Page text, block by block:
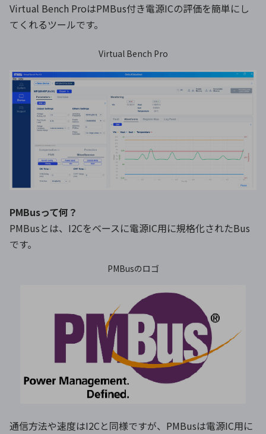
Virtual Bench ProはPMBus付き電源ICの評価を簡単にし
てくれるツールです。
Virtual Bench Pro
PMBusって何？
PMBusとは、I2Cをベースに電源IC用に規格化されたBus
です。
PMBusのロゴ
通信方法や速度はI2Cと同様ですが、PMBusは電源IC用に